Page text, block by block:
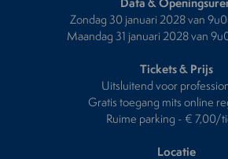
Zondag 30 januari 2028 van
Maandag 31 januari 2028 van
Tickets & Prijs
Uitsluitend voor
Gratis toegang mits online
Ruime parking - € 7,00/
Locatie